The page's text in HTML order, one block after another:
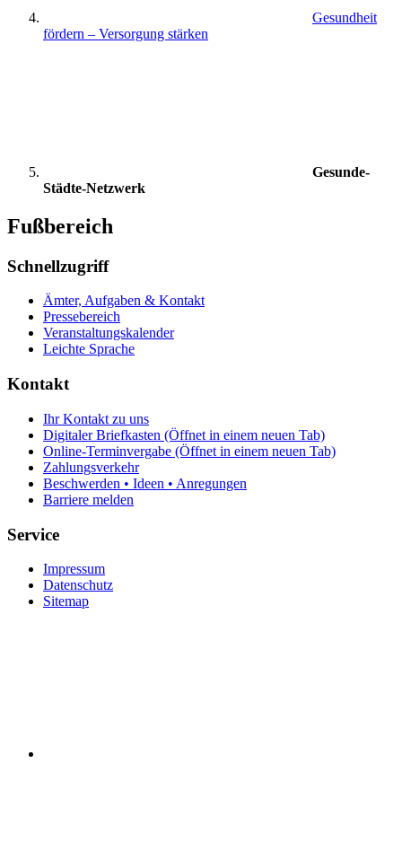
Gesundheit
fördern – Versorgung stärken
Gesunde-
Städte-Netzwerk
Fußbereich
Schnellzugriff
Ämter, Aufgaben & Kontakt
Pressebereich
Veranstaltungskalender
Leichte Sprache
Kontakt
Ihr Kontakt zu uns
Digitaler Briefkasten (Öffnet in einem neuen Tab)
Online-Terminvergabe (Öffnet in einem neuen Tab)
Zahlungsverkehr
Beschwerden • Ideen • Anregungen
Barriere melden
Service
Impressum
Datenschutz
Sitemap